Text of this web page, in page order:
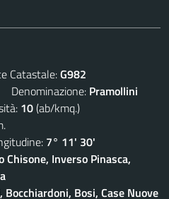
Catastale:G982
Denominazione: Pramollini
10(ab/kmq.)
7° 11' 30'
Chisone, Inverso Pinasca,
Bocchiardoni, Bosi, Case Nuove